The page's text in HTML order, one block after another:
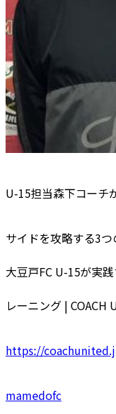
U-15担当森下コーチ
サイドを攻略する3つ
大豆戸FC U-15が実
レーニング | COACH
https://
mamedofc